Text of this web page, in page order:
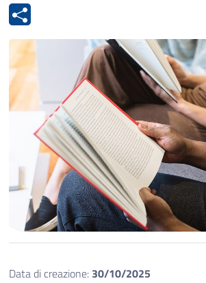
Data di creazione: 30/10/2025